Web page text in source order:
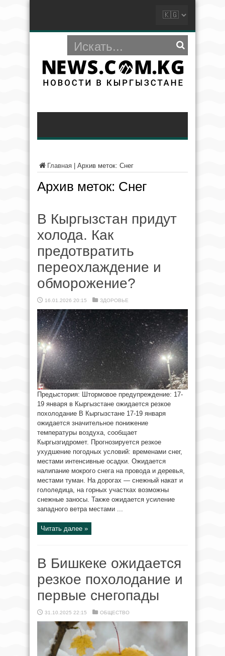
Главная Архив меток: Снег
Архив меток: Снег
В Кыргызстан придут
холода. Как
предотвратить
переохлаждение и
обморожение?
16.01.2026 20:15 ЗДОРОВЬЕ
Предыстория: Штормовое предупреждение: 17-
19 января в Кыргызстане ожидается резкое
похолодание В Кыргызстане 17-19 января
ожидается значительное понижение
температуры воздуха, сообщает
Кыргызгидромет. Прогнозируется резкое
ухудшение погодных условий: временами снег,
местами интенсивные осадки. Ожидается
налипание мокрого снега на провода и деревья,
местами туман. На дорогах — снежный накат и
гололедица, на горных участках возможны
снежные заносы. Также ожидается усиление
западного ветра местами ...
Читать далее »
В Бишкеке ожидается
резкое похолодание и
первые снегопады
31.10.2025 22:15 ОБЩЕСТВО